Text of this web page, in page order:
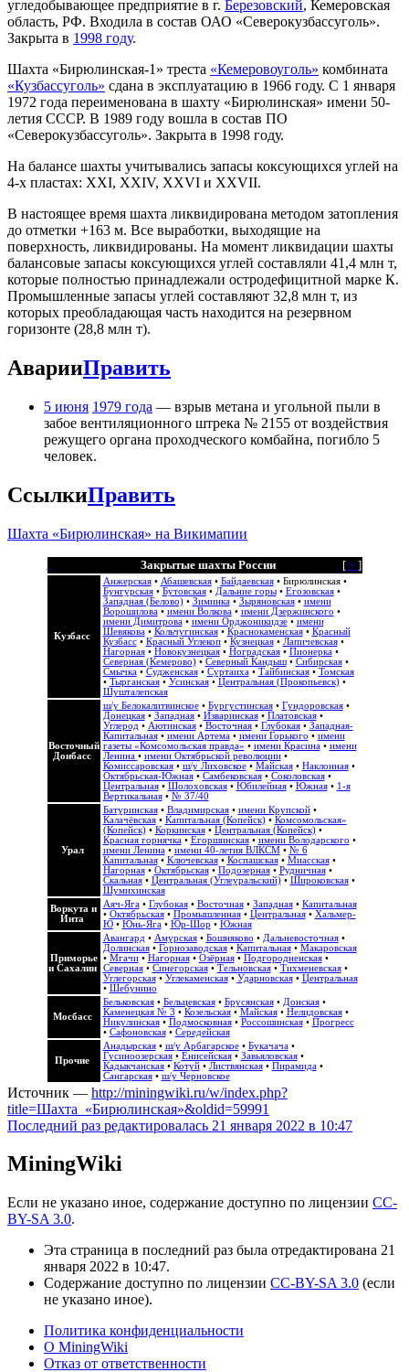
угледобывающее предприятие в г. Березовский, Кемеровская
область, РФ. Входила в состав ОАО «Северокузбассуголь».
Закрыта в 1998 году.
Шахта «Бирюлинская-1» треста «Кемеровоуголь» комбината
«Кузбассуголь» сдана в эксплуатацию в 1966 году. С 1 января
1972 года переименована в шахту «Бирюлинская» имени 50-
летия СССР. В 1989 году вошла в состав ПО
«Северокузбассуголь». Закрыта в 1998 году.
На балансе шахты учитывались запасы коксующихся углей на
4-х пластах: XXI, XXIV, XXVI и XXVII.
В настоящее время шахта ликвидирована методом затопления
до отметки +163 м. Все выработки, выходящие на
поверхность, ликвидированы. На момент ликвидации шахты
балансовые запасы коксующихся углей составляли 41,4 млн т,
которые полностью принадлежали остродефицитной марке К.
Промышленные запасы углей составляют 32,8 млн т, из
которых преобладающая часть находится на резервном
горизонте (28,8 млн т).
АварииПравить
5 июня 1979 года — взрыв метана и угольной пыли в
забое вентиляционного штрека № 2155 от воздействия
режущего органа проходческого комбайна, погибло 5
человек.
СсылкиПравить
Шахта «Бирюлинская» на Викимапии
[+ ]
Закрытые шахты России
Кузбасс
Анжерская• Абашевская• Байдаевская• Бирюлинская•
Бунгурская• Бутовская• Дальние горы• Егозовская•
Западная (Белово)• Зиминка• Зыряновская• имени
Ворошилова• имени Волкова• имени Дзержинского •
имени Димитрова• имени Орджоникидзе• имени
Шевякова• Кольчугинская• Краснокаменская• Красный
Кузбасс• Красный Углекоп• Кузнецкая• Лапичевская•
Нагорная• Новокузнецкая• Ноградская• Пионерка•
Северная (Кемерово)• Северный Кандыш• Сибирская•
Смычка• Судженская• Суртаиха• Тайбинская• Томская
• Тырганская• Усинская• Центральная (Прокопьевск)•
Шушталепская
Восточный
Донбасс
ш/у Белокалитвинское• Бургустинская• Гундоровская•
Донецкая• Западная• Изваринская• Платовская•
Углерод • Аютинская• Восточная• Глубокая• Западная-
Капитальная• имени Артема• имени Горького • имени
газеты «Комсомольская правда» • имени Красина• имени
Ленина • имени Октябрьской революции•
Комиссаровская• ш/у Лиховское• Майская• Наклонная•
Октябрьская-Южная• Самбековская• Соколовская•
Центральная• Шолоховская• Юбилейная• Южная• 1-я
Вертикальная• № 37/40
Урал
Батуринская• Владимирская• имени Крупской•
Калачёвская• Капитальная (Копейск)• Комсомольская»
(Копейск)• Коркинская• Центральная (Копейск)•
Красная горнячка• Егоршинская• имени Володарского •
имени Ленина• имени 40-летия ВЛКСМ• № 6
Капитальная• Ключевская• Коспашская• Миасская•
Нагорная• Октябрьская• Подозерная• Рудничная•
Скальная• Центральная (Углеуральский)• Широковская•
Шумихинская
Воркута и
Инта
Аяч-Яга• Глубокая• Восточная• Западная• Капитальная
• Октябрьская• Промышленная• Центральная• Хальмер-
Ю• Юнь-Яга• Юр-Шор • Южная
Приморье
и Сахалин
Авангард • Амурская• Бошняково • Дальневосточная•
Долинская• Горнозаводская• Капитальная• Макаровская
• Мгачи• Нагорная• Озёрная• Подгородненская•
Северная• Синегорская• Тельновская• Тихменевская•
Углегорская• Углекаменская• Ударновская• Центральная
• Шебунино
Мосбасс
Бельковская• Бельцевская• Брусянская• Донская•
Каменецкая № 3 • Козельская• Майская• Нелидовская•
Никулинская• Подмосковная• Россошинская• Прогресс
• Сафоновская• Середейская
Прочие
Анадырская• ш/у Арбагарское• Букачача•
Гусиноозерская• Енисейская• Завьяловская•
Кадыкчанская• Котуй• Листвянская• Пирамида•
Сангарская• ш/у Черновское
Источник — http://miningwiki.ru/w/index.php?
title=Шахта_«Бирюлинская»&oldid=59991
Последний раз редактировалась 21 января 2022 в 10:47
MiningWiki
Если не указано иное, содержание доступно по лицензии CC-
BY-SA 3.0.
Эта страница в последний раз была отредактирована 21
января 2022 в 10:47.
Содержание доступно по лицензии CC-BY-SA 3.0 (если
не указано иное).
Политика конфиденциальности
О MiningWiki
Отказ от ответственности